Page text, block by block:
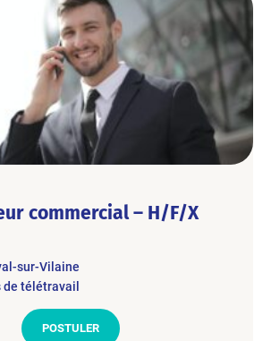
commercial – H/F/X
sur-Vilaine
de télétravail
POSTULER